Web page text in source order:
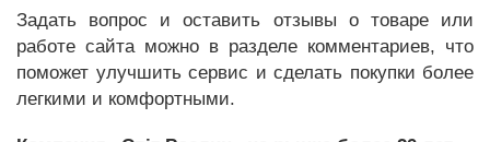
Задать вопрос и оставить отзывы о товаре или
работе сайта можно в разделе комментариев, что
поможет улучшить сервис и сделать покупки более
легкими и комфортными.